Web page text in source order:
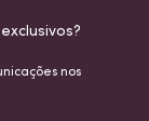
nos